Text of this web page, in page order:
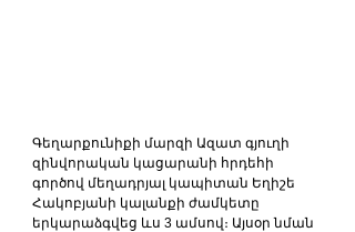
Գեղարքունիքի մարզի Ազատ գյուղի
զինվորական կացարանի հրդեհի
գործով մեղադրյալ կապիտան Եղիշե
Հակոբյանի կալանքի ժամկետը
երկարաձգվեց ևս 3 ամսով։ Այսօր նման